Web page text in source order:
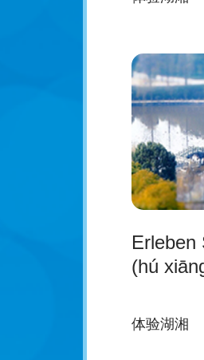
Erleben
(hú
体验湖湘